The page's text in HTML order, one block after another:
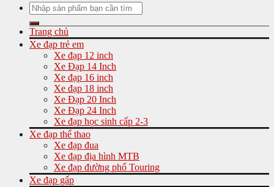
Tìm
kiếm:
Trang chủ
Xe đạp trẻ em
Xe đạp 12 inch
Xe Đạp 14 Inch
Xe đạp 16 inch
Xe đạp 18 inch
Xe Đạp 20 Inch
Xe Đạp 24 Inch
Xe đạp học sinh cấp 2-3
Xe đạp thể thao
Xe đạp đua
Xe đạp địa hình MTB
Xe đạp đường phố Touring
Xe đạp gấp